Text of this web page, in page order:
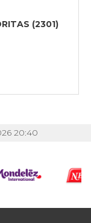
(2301)
20:40